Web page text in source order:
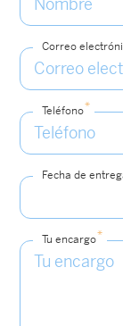
Correo
Teléfono*
Fecha de
Tu encargo*